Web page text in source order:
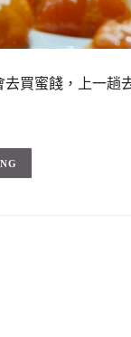
買蜜餞，上一趟